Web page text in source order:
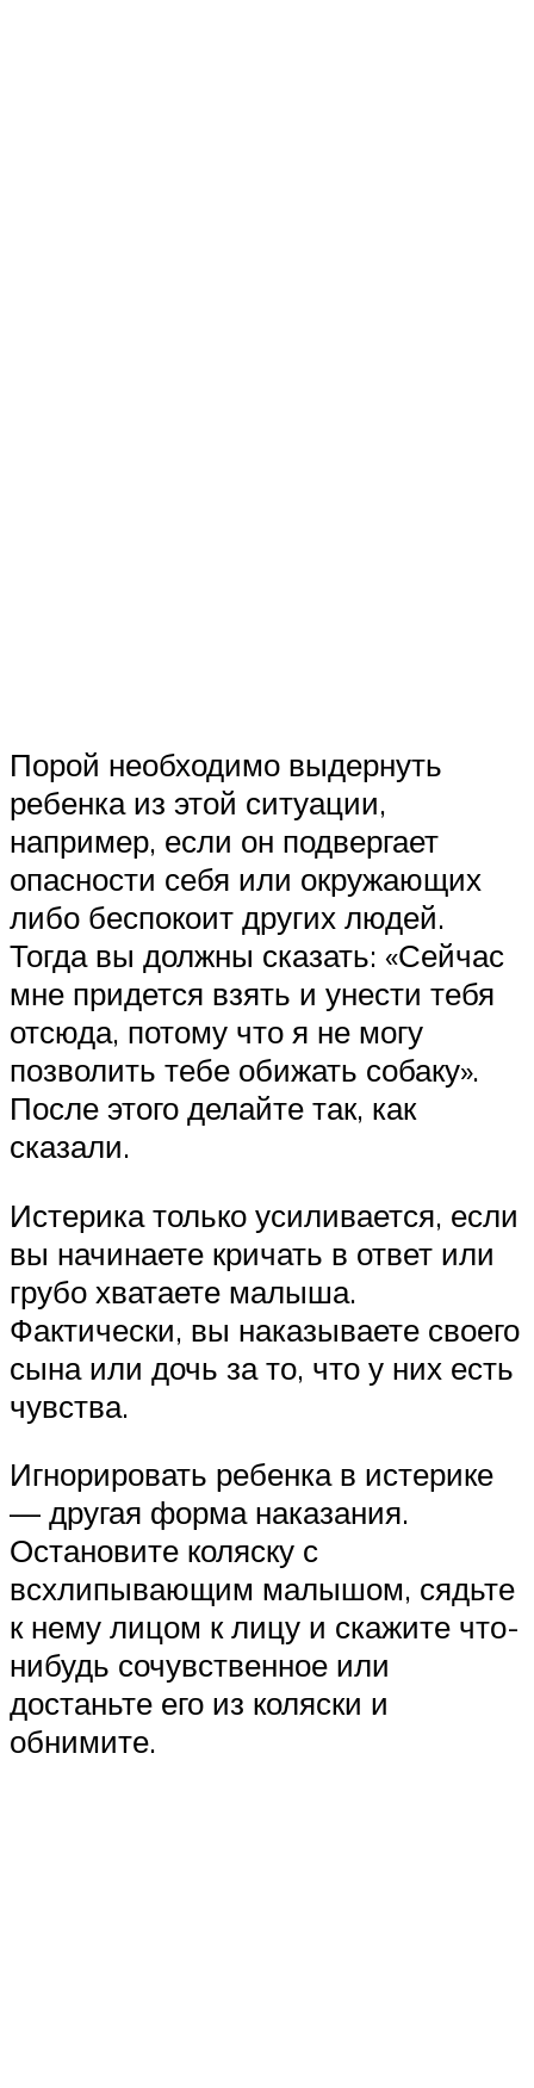
Порой необходимо выдернуть
ребенка из этой ситуации,
например, если он подвергает
опасности себя или окружающих
либо беспокоит других людей.
Тогда вы должны сказать: «Сейчас
мне придется взять и унести тебя
отсюда, потому что я не могу
позволить тебе обижать собаку».
После этого делайте так, как
сказали.
Истерика только усиливается, если
вы начинаете кричать в ответ или
грубо хватаете малыша.
Фактически, вы наказываете своего
сына или дочь за то, что у них есть
чувства.
Игнорировать ребенка в истерике
— другая форма наказания.
Остановите коляску с
всхлипывающим малышом, сядьте
к нему лицом к лицу и скажите что-
нибудь сочувственное или
достаньте его из коляски и
обнимите.